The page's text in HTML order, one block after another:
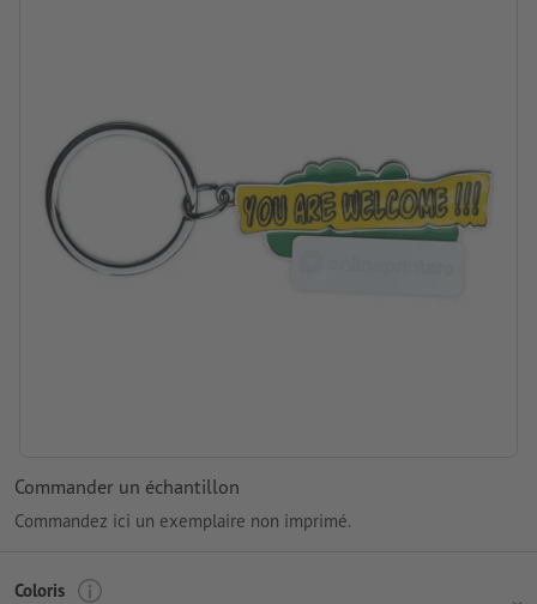
Commander un échantillon
Commandez ici un exemplaire non imprimé.
Coloris